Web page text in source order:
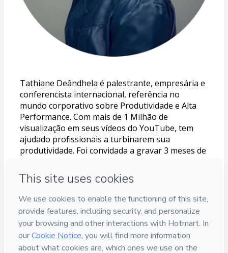
Tathiane Deândhela é palestrante, empresária e
conferencista internacional, referência no
mundo corporativo sobre Produtividade e Alta
Performance. Com mais de 1 Milhão de
visualização em seus vídeos do YouTube, tem
ajudado profissionais a turbinarem sua
produtividade. Foi convidada a gravar 3 meses de
na CBN Goiânia, ela tem mestrado em Liderança
pela Universidade de Atlanta.
Escritora do best-seller Faça o tempo trabalhar
para você, com mais de 10 mil unidades vendidas
em 3 meses e prefácio da Luiza Helena Trajano.